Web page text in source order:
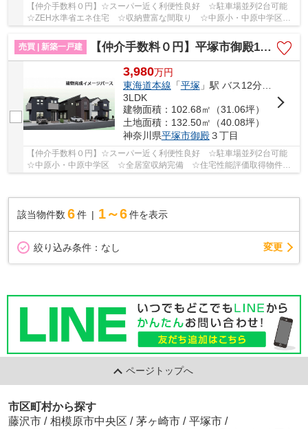
【仲介手数料０円】☆スーパー近く利便性良好 ☆駐車場並列2台可能
☆ZEH水準省エネ住宅 ☆収納豊富な間取り ☆中原小・中原中学区
☆新規開発分譲地 ☆南面道路で陽当り良好♪ 【平塚市...
売買 | 新築一戸建
【仲介手数料０円】平塚市御殿18期 新築一戸建て 全3棟
3,980万円
東海道本線 「平塚」駅 バス12分 「大縄橋」 停歩3分
3LDK
建物面積：102.68㎡（31.06坪）
土地面積：132.50㎡（40.08坪）
神奈川県平塚市御殿３丁目
【仲介手数料０円】☆スーパー近く利便性良好 ☆駐車場並列2台可能
☆中原小・中原中学区 ☆全居室収納完備 ☆住宅性能評価取得物件
該当物件数 6件 1～6 件を表示
絞り込み条件： なし 変更
ページトップへ
市区町村から探す
藤沢市 / 相模原市中央区 / 茅ヶ崎市 / 平塚市 /